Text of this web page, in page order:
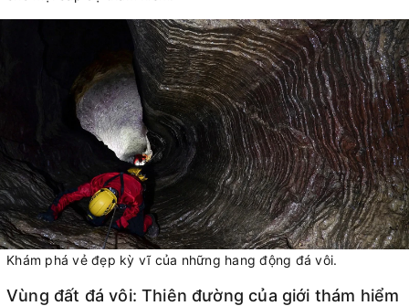
Khám phá vẻ đẹp kỳ vĩ của những hang động đá vôi.
Vùng đất đá vôi: Thiên đường của giới thám hiểm